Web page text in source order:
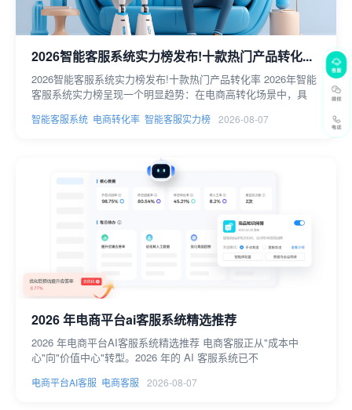
2026智能客服系统实力榜发布!十款热门产品转化...
2026智能客服系统实力榜发布!十款热门产品转化率 2026年智能
客服系统实力榜呈现一个明显趋势：在电商高转化场景中，具
智能客服系统 电商转化率 智能客服实力榜 2026-08-07
2026 年电商平台ai客服系统精选推荐
2026 年电商平台AI客服系统精选推荐 电商客服正从"成本中
心"向"价值中心"转型。2026 年的 AI 客服系统已不
电商平台AI客服 电商客服 2026-08-07